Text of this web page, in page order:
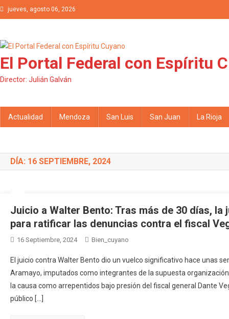
Saltar al contenido
jueves, agosto 06, 2026
El Portal Federal con Espíritu
Director: Julián Galván
Actualidad Mendoza San Luis San Juan La Rioja
DÍA: 16 SEPTIEMBRE, 2024
Juicio a Walter Bento: Tras más de 30 días, la
para ratificar las denuncias contra el fiscal
16 Septiembre, 2024 Bien_cuyano
El juicio contra Walter Bento dio un vuelco significativo hace unas
Aramayo, imputados como integrantes de la supuesta
la causa como arrepentidos bajo presión del fiscal general Dante
público […]